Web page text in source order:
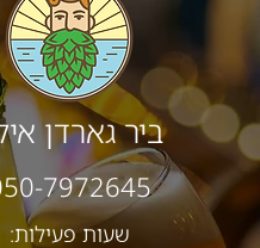
ביר גארדן
7972645
שעות פעילות: